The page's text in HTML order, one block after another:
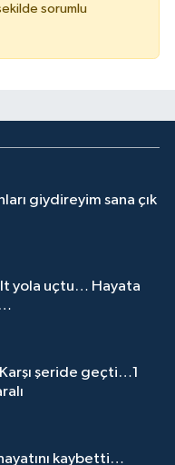
sorumlu
giydireyim sana çık
yola uçtu… Hayata
şeride geçti…1
kaybetti…